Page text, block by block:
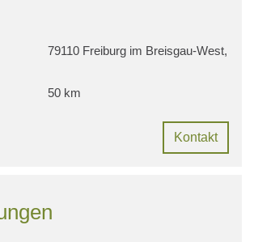
79110 Freiburg im Breisgau-West,
50 km
Kontakt